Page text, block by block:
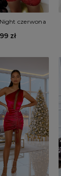
czerwona
zł